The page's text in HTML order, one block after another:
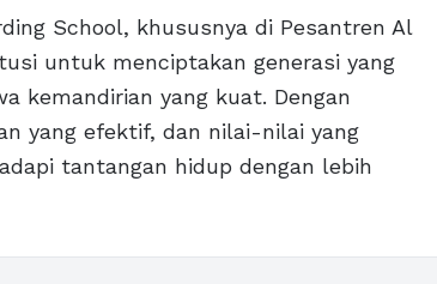
School, khususnya di Pesantren Al
untuk menciptakan generasi yang
kemandirian yang kuat. Dengan
yang efektif, dan nilai-nilai yang
tantangan hidup dengan lebih